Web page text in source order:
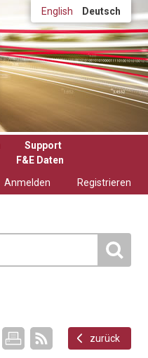
English Deutsch
Support
F&E Daten
Anmelden
Registrieren
zurück